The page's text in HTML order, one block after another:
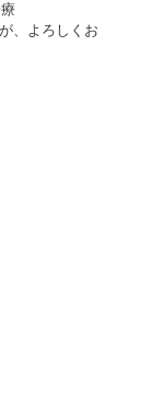
、よろしくお